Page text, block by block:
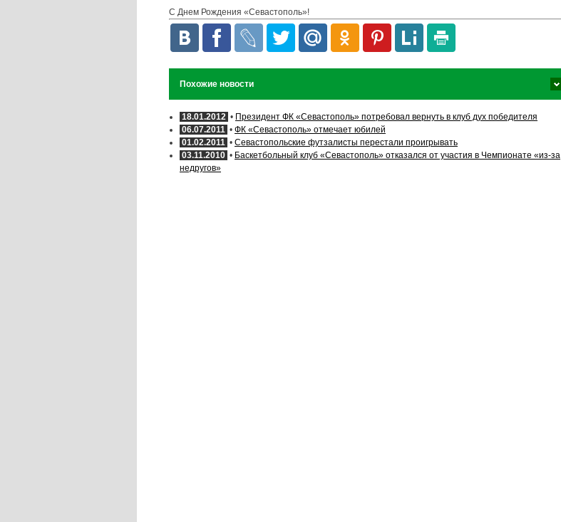
С Днем Рождения «Севастополь»!
Похожие новости
18.01.2012 • Президент ФК «Севастополь» потребовал вернуть в клуб дух победителя
06.07.2011 • ФК «Севастополь» отмечает юбилей
01.02.2011 • Севастопольские футзалисты перестали проигрывать
03.11.2010 • Баскетбольный клуб «Севастополь» отказался от участия в Чемпионате «из-за
недругов»